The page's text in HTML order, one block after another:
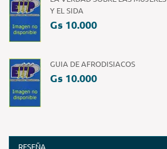
Y EL SIDA
Gs 10.000
GUIA DE AFRODISIACOS
Gs 10.000
RESEÑA